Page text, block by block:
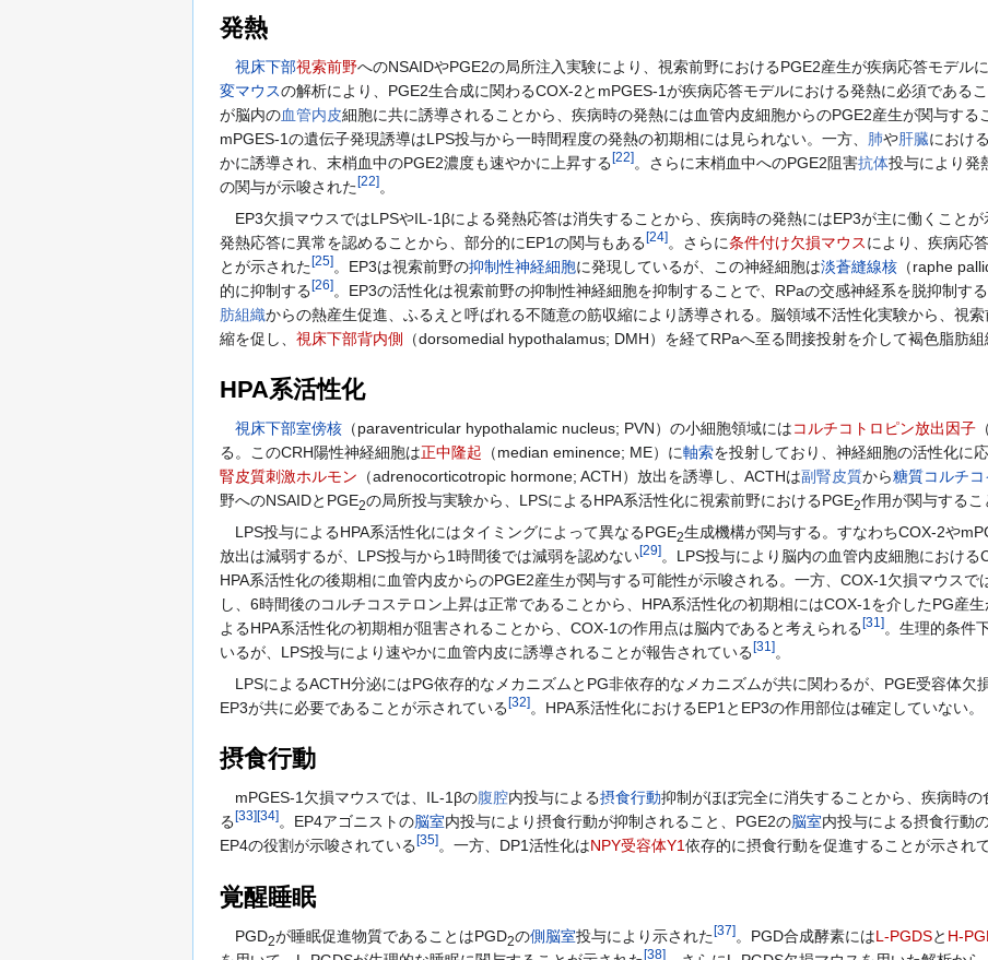
発熱
視床下部視索前野へのNSAIDやPGE2の局所注入実験により、視索前野におけるPGE2産生が疾病応答モデル
変マウスの解析により、PGE2生合成に関わるCOX-2とmPGES-1が疾病応答モデルにおける発熱に必須である
が脳内の血管内皮細胞に共に誘導されることから、疾病時の発熱には血管内皮細胞からのPGE2産生が関与する
mPGES-1の遺伝子発現誘導はLPS投与から一時間程度の発熱の初期相には見られない。一方、 肺や肝臓におけ
かに誘導され、末梢血中のPGE2濃度も速やかに上昇する [22] 。さらに末梢血中へのPGE2阻害抗体投与により発
の関与が示唆された[22] 。
EP3欠損マウスではLPSやIL-1βによる発熱応答は消失することから、疾病時の発熱にはEP3が主に働くことが
発熱応答に異常を認めることから、部分的にEP1の関与もある [24] 。さらに条件付け欠損マウスにより、疾病応
とが示された[25] 。EP3は視索前野の抑制性神経細胞に発現しているが、この神経細胞は淡蒼縫線核 （raphe
的に抑制する [26] 。EP3の活性化は視索前野の抑制性神経細胞を抑制することで、RPaの交感神経系を脱抑制す
肪組織からの熱産生促進、ふるえと呼ばれる不随意の筋収縮により誘導される。脳領域不活性化実験から、視
縮を促し、 視床下部背内側 （dorsomedial hypothalamus; DMH）を経てRPaへ至る間接投射を介して褐色脂肪
HPA系活性化
視床下部室傍核 （paraventricular hypothalamic nucleus; PVN）の小細胞領域にはコルチコトロピン放出因子
る。このCRH陽性神経細胞は正中隆起 （median eminence; ME）に軸索を投射しており、神経細胞の活性化に
腎皮質刺激ホルモン （adrenocorticotropic hormone; ACTH）放出を誘導し、ACTHは副腎皮質から糖質コルチコ
野へのNSAIDとPGE2の局所投与実験から、LPSによるHPA系活性化に視索前野におけるPGE2作用が関与する
LPS投与によるHPA系活性化にはタイミングによって異なるPGE2生成機構が関与する。すなわちCOX-2や
放出は減弱するが、LPS投与から1時間後では減弱を認めない[29]。LPS投与により脳内の血管内皮細胞におけ
HPA系活性化の後期相に血管内皮からのPGE2産生が関与する可能性が示唆される。一方、COX-1欠損マウス
し、6時間後のコルチコステロン上昇は正常であることから、HPA系活性化の初期相にはCOX-1を介したPG産生
よるHPA系活性化の初期相が阻害されることから、COX-1の作用点は脳内であると考えられる [31]。生理的条件
いるが、LPS投与により速やかに血管内皮に誘導されることが報告されている [31]。
LPSによるACTH分泌にはPG依存的なメカニズムとPG非依存的なメカニズムが共に関わるが、PGE受容体欠
EP3が共に必要であることが示されている [32]。HPA系活性化におけるEP1とEP3の作用部位は確定していない。
摂食行動
mPGES-1欠損マウスでは、IL-1βの腹腔内投与による摂食行動抑制がほぼ完全に消失することから、疾病時
る [33][34]。EP4アゴニストの脳室内投与により摂食行動が抑制されること、PGE2の脳室内投与による摂食行動
EP4の役割が示唆されている [35]。一方、DP1活性化はNPY受容体Y1依存的に摂食行動を促進することが示され
覚醒睡眠
PGD2が睡眠促進物質であることはPGD2の側脳室投与により示された[37]。PGD合成酵素にはL-PGDSと H-
[38]